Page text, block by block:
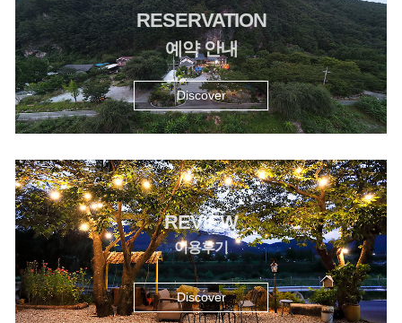
RESERVATION
예약 안내
Discover
REVIEW
이용후기
Discover